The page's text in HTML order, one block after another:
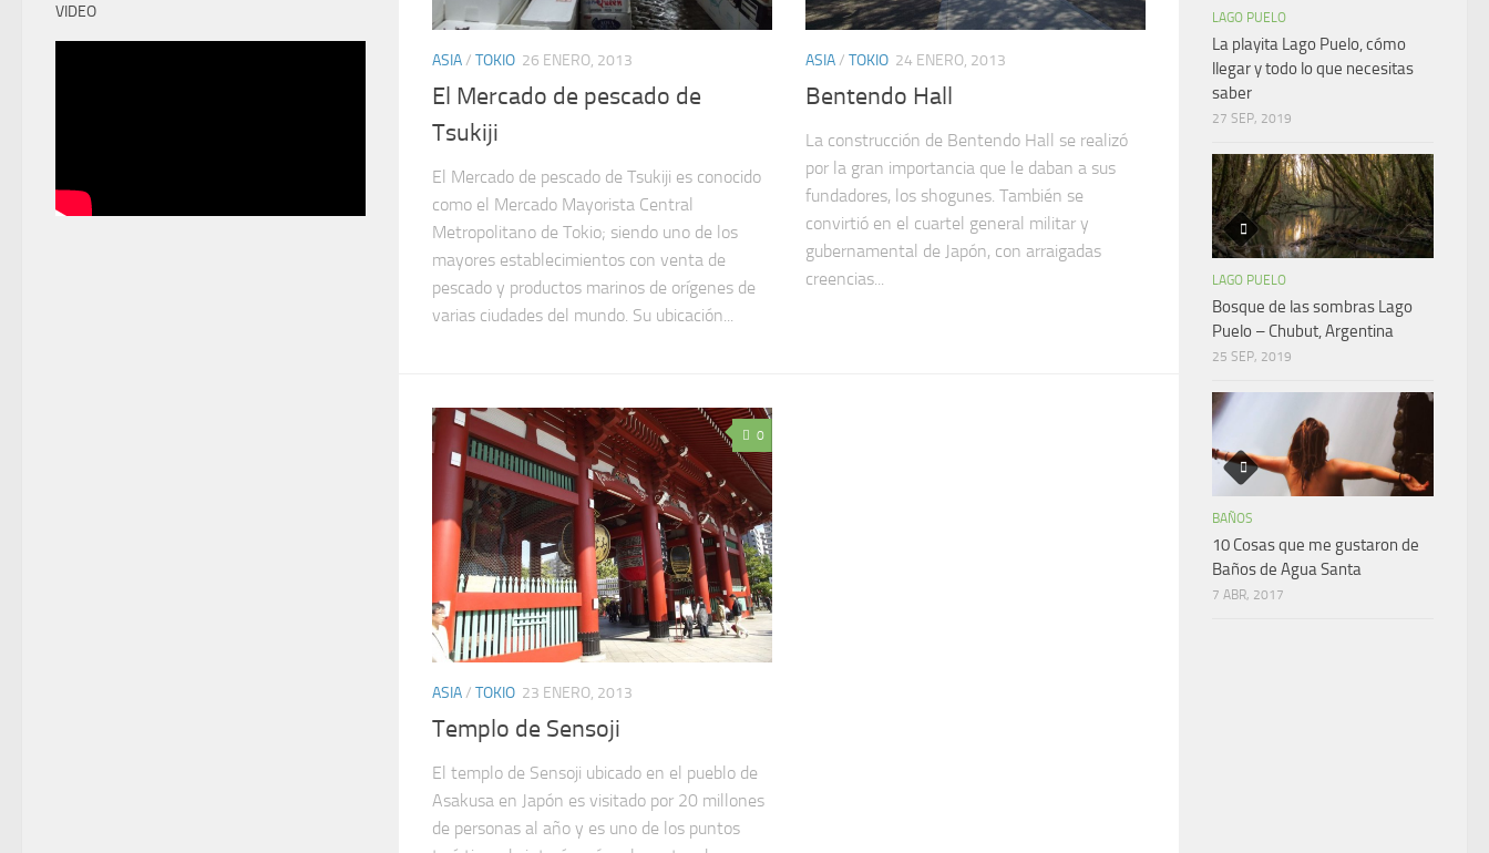
ASIA/ TOKIO 26 ENERO, 2013
El Mercado de pescado de
Tsukiji
El Mercado de pescado de Tsukiji es conocido
como el Mercado Mayorista Central
Metropolitano de Tokio; siendo uno de los
mayores establecimientos con venta de
pescado y productos marinos de orígenes de
varias ciudades del mundo. Su ubicación...
ASIA/ TOKIO 24 ENERO, 2013
Bentendo Hall
La construcción de Bentendo Hall se realizó
por la gran importancia que le daban a sus
fundadores, los shogunes. También se
convirtió en el cuartel general militar y
gubernamental de Japón, con arraigadas
creencias...
0
ASIA/ TOKIO 23 ENERO, 2013
Templo de Sensoji
El templo de Sensoji ubicado en el pueblo de
Asakusa en Japón es visitado por 20 millones
de personas al año y es uno de los puntos
VIDEO LAGO PUELO
La playita Lago Puelo, cómo
llegar y todo lo que necesitas
saber
27 SEP, 2019
LAGO PUELO
Bosque de las sombras Lago
Puelo – Chubut, Argentina
25 SEP, 2019
BAÑOS
10 Cosas que me gustaron de
Baños de Agua Santa
7 ABR, 2017